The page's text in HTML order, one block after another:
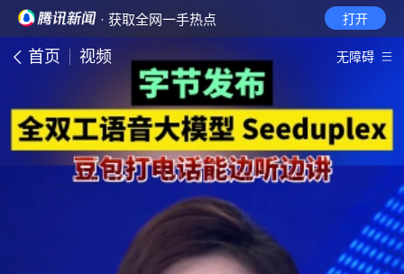
· 获取全网一手热点 打开
首页 视频 无障碍